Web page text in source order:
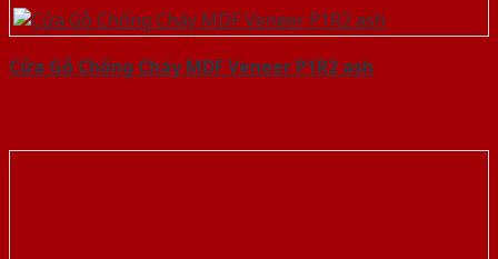
Cửa Gỗ Chống Cháy MDF Veneer P1R2 ash